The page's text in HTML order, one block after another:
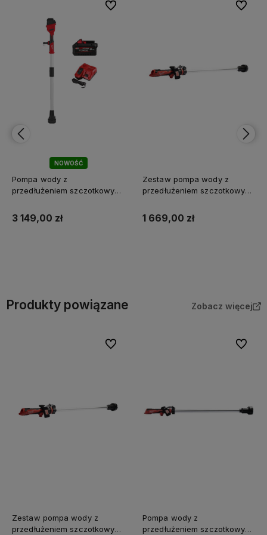
NOWOŚĆ
Pompa wody z
przedłużeniem szczotkowym
3 149,00 zł
Do ulubionych
Do ulubionych
Zestaw pompa wody z
przedłużeniem szczotkowym
1 669,00 zł
Do
Do
Produkty powiązane Zobacz więcej
Zestaw pompa wody z
przedłużeniem szczotkowym
Do ulubionych
Pompa wody z
przedłużeniem szczotkowym
Do